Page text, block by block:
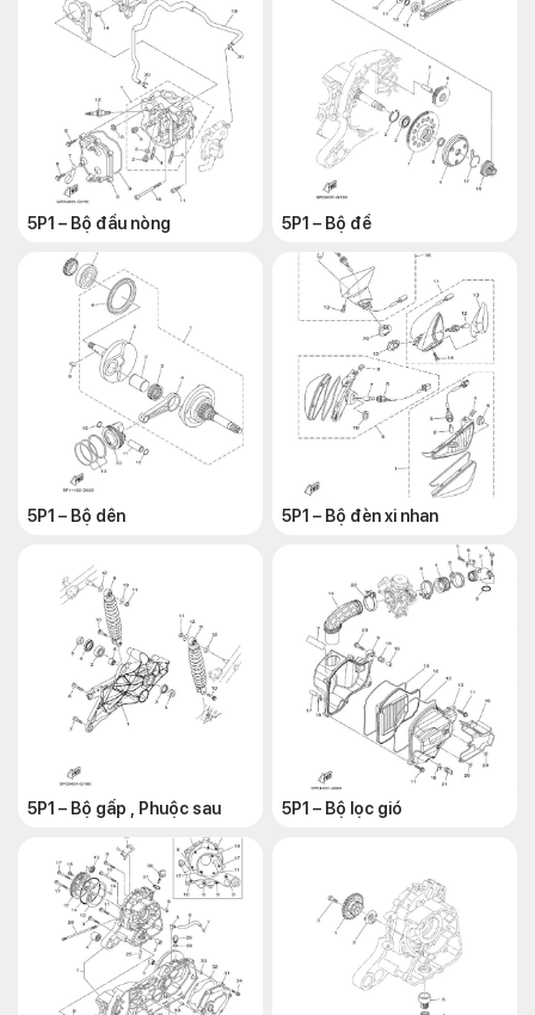
5P1 – Bộ đầu nòng 5P1 – Bộ đề
5P1 – Bộ dên 5P1 – Bộ đèn xi nhan
5P1 – Bộ gấp , Phuộc sau 5P1 – Bộ lọc gió